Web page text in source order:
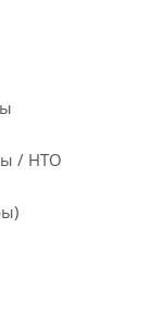
/ НТО